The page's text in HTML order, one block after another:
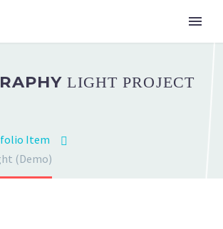
LIGHT PROJECT
Item
(Demo)